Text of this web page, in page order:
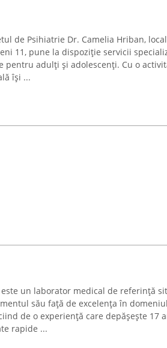
de Psihiatrie Dr. Camelia Hriban,
11, pune la dispoziție servicii
pentru adulți și adolescenți. Cu o
își ...
un laborator medical de referință
său față de excelența în
de o experiență care depășește 17
rapide ...